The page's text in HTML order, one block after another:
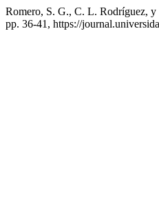
Romero, S. G., C. L. Rodríguez,
pp. 36-41, https://